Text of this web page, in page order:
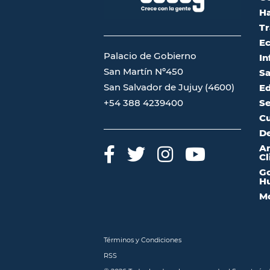
Palacio de Gobierno
San Martín Nº450
San Salvador de Jujuy (4600)
+54 388 4239400
Términos y Condiciones
RSS